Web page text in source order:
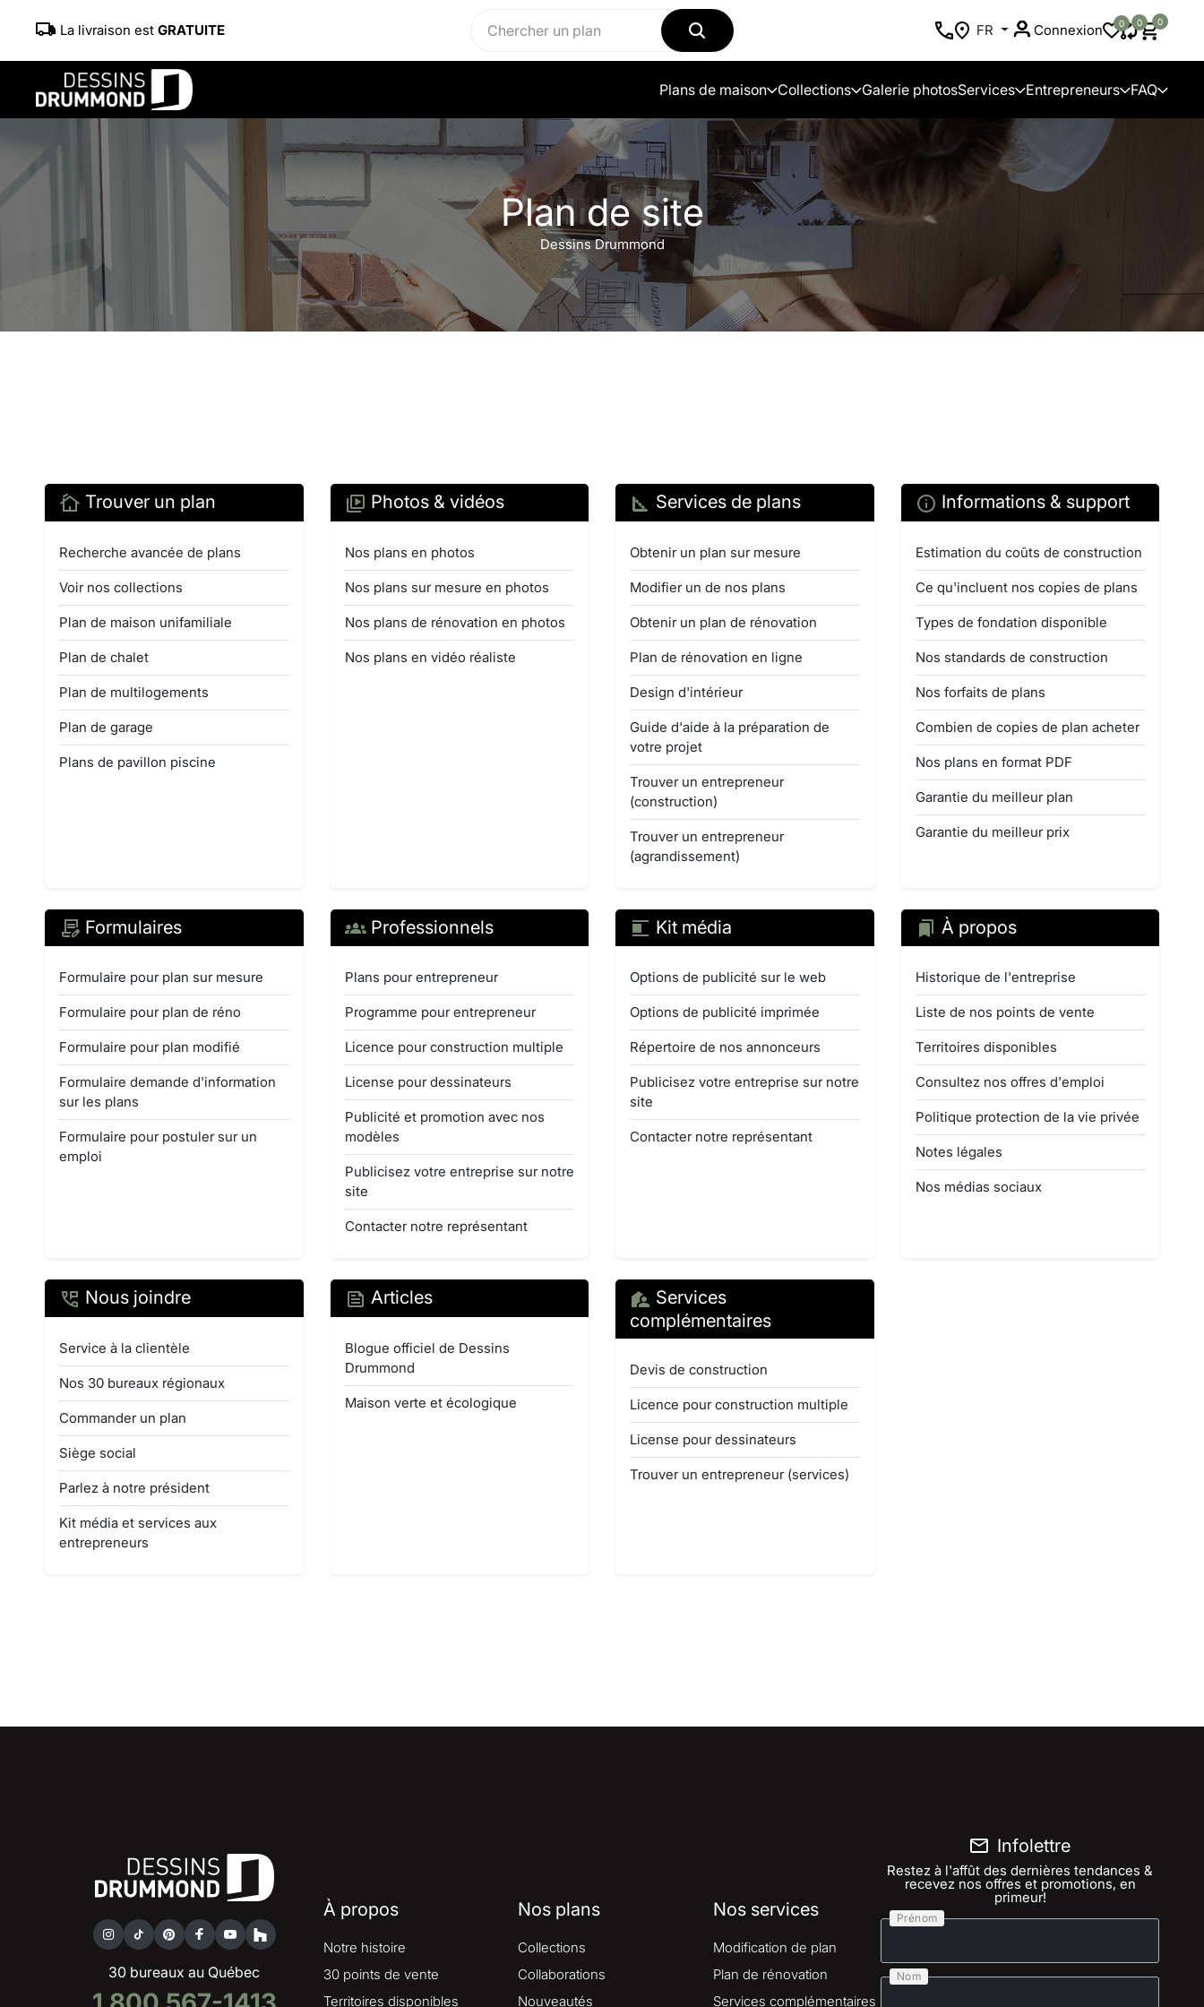
La livraison est GRATUITE FR Connexion 0 0 0
Plans de maison Collections Galerie photosServices Entrepreneurs FAQ
Plan de site
Dessins Drummond
Trouver un plan
Recherche avancée de plans
Voir nos collections
Plan de maison unifamiliale
Plan de chalet
Plan de multilogements
Plan de garage
Plans de pavillon piscine
Photos & vidéos
Nos plans en photos
Nos plans sur mesure en photos
Nos plans de rénovation en photos
Nos plans en vidéo réaliste
Services de plans
Obtenir un plan sur mesure
Modifier un de nos plans
Obtenir un plan de rénovation
Plan de rénovation en ligne
Design d'intérieur
Guide d'aide à la préparation de
votre projet
Trouver un entrepreneur
(construction)
Trouver un entrepreneur
(agrandissement)
Informations & support
Estimation du coûts de construction
Ce qu'incluent nos copies de plans
Types de fondation disponible
Nos standards de construction
Nos forfaits de plans
Combien de copies de plan acheter
Nos plans en format PDF
Garantie du meilleur plan
Garantie du meilleur prix
Formulaires
Formulaire pour plan sur mesure
Formulaire pour plan de réno
Formulaire pour plan modifié
Formulaire demande d'information
sur les plans
Formulaire pour postuler sur un
emploi
Professionnels
Plans pour entrepreneur
Programme pour entrepreneur
Licence pour construction multiple
License pour dessinateurs
Publicité et promotion avec nos
modèles
Publicisez votre entreprise sur notre
site
Contacter notre représentant
Kit média
Options de publicité sur le web
Options de publicité imprimée
Répertoire de nos annonceurs
Publicisez votre entreprise sur notre
site
Contacter notre représentant
À propos
Historique de l'entreprise
Liste de nos points de vente
Territoires disponibles
Consultez nos offres d'emploi
Politique protection de la vie privée
Notes légales
Nos médias sociaux
Nous joindre
Service à la clientèle
Nos 30 bureaux régionaux
Commander un plan
Siège social
Parlez à notre président
Kit média et services aux
entrepreneurs
Articles
Blogue officiel de Dessins
Drummond
Maison verte et écologique
Services
complémentaires
Devis de construction
Licence pour construction multiple
License pour dessinateurs
Trouver un entrepreneur (services)
30 bureaux au Québec
À propos
Notre histoire
30 points de vente
Territoires disponibles
Nos plans
Collections
Collaborations
Nouveautés
Nos services
Modification de plan
Plan de rénovation
Services complémentaires
Infolettre
Restez à l'affût des dernières tendances &
recevez nos offres et promotions, en
primeur!
Prénom
Nom